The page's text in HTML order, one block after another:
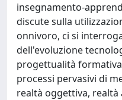
insegnamento-
discute sulla
onnivoro, ci si
dell'evoluzione
progettualità
processi pervasivi di
realtà oggettiva,